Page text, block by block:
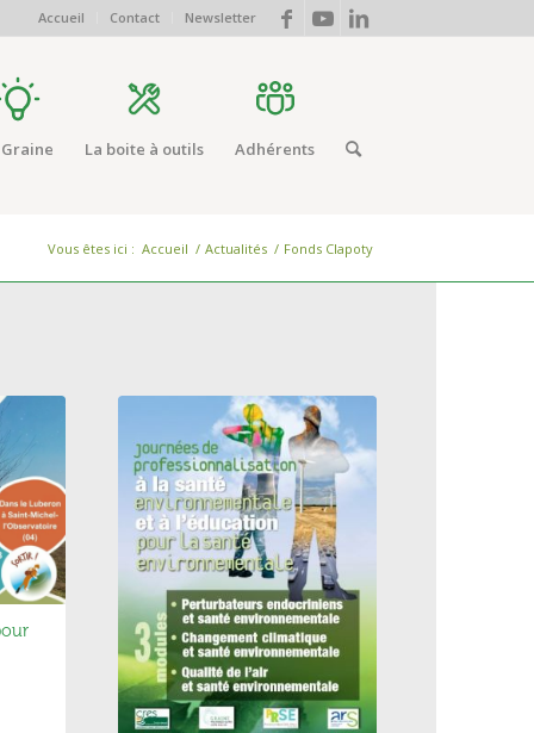
Accueil Contact Newsletter
La boite à outils Adhérents
Vous êtes ici : Accueil / Actualités / Fonds Clapoty